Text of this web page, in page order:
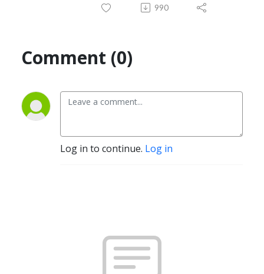
990
Comment (0)
Log in to continue. Log in